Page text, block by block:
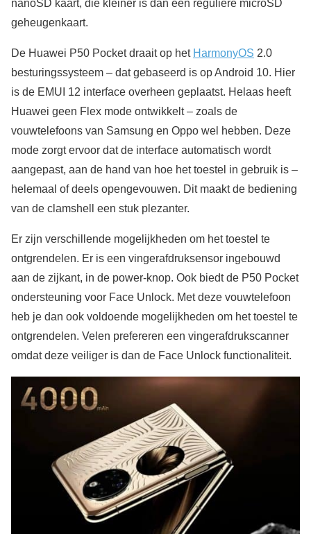
nanoSD kaart, die kleiner is dan een reguliere microSD
geheugenkaart.
De Huawei P50 Pocket draait op het HarmonyOS 2.0
besturingssysteem – dat gebaseerd is op Android 10. Hier
is de EMUI 12 interface overheen geplaatst. Helaas heeft
Huawei geen Flex mode ontwikkelt – zoals de
vouwtelefoons van Samsung en Oppo wel hebben. Deze
mode zorgt ervoor dat de interface automatisch wordt
aangepast, aan de hand van hoe het toestel in gebruik is –
helemaal of deels opengevouwen. Dit maakt de bediening
van de clamshell een stuk plezanter.
Er zijn verschillende mogelijkheden om het toestel te
ontgrendelen. Er is een vingerafdruksensor ingebouwd
aan de zijkant, in de power-knop. Ook biedt de P50 Pocket
ondersteuning voor Face Unlock. Met deze vouwtelefoon
heb je dan ook voldoende mogelijkheden om het toestel te
ontgrendelen. Velen prefereren een vingerafdrukscanner
omdat deze veiliger is dan de Face Unlock functionaliteit.